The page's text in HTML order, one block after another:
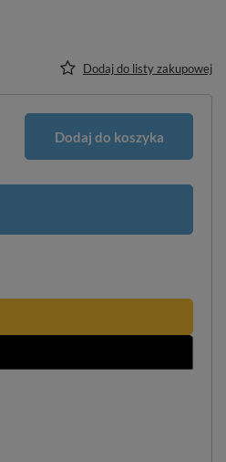
Dodaj do listy zakupowej
Dodaj do koszyka